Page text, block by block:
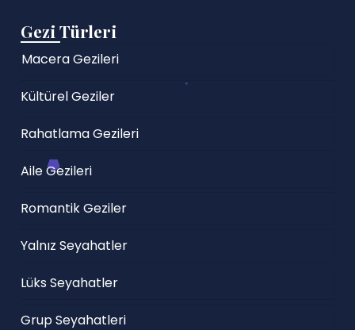
Gezi Türleri
Macera Gezileri
Kültürel Geziler
Rahatlama Gezileri
Aile Gezileri
Romantik Geziler
Yalnız Seyahatler
Lüks Seyahatler
Grup Seyahatleri